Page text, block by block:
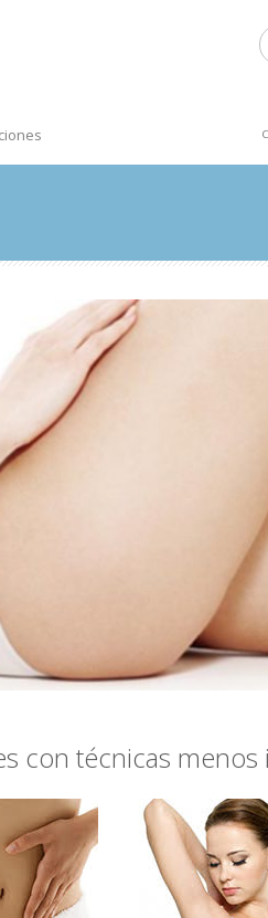
con técnicas menos